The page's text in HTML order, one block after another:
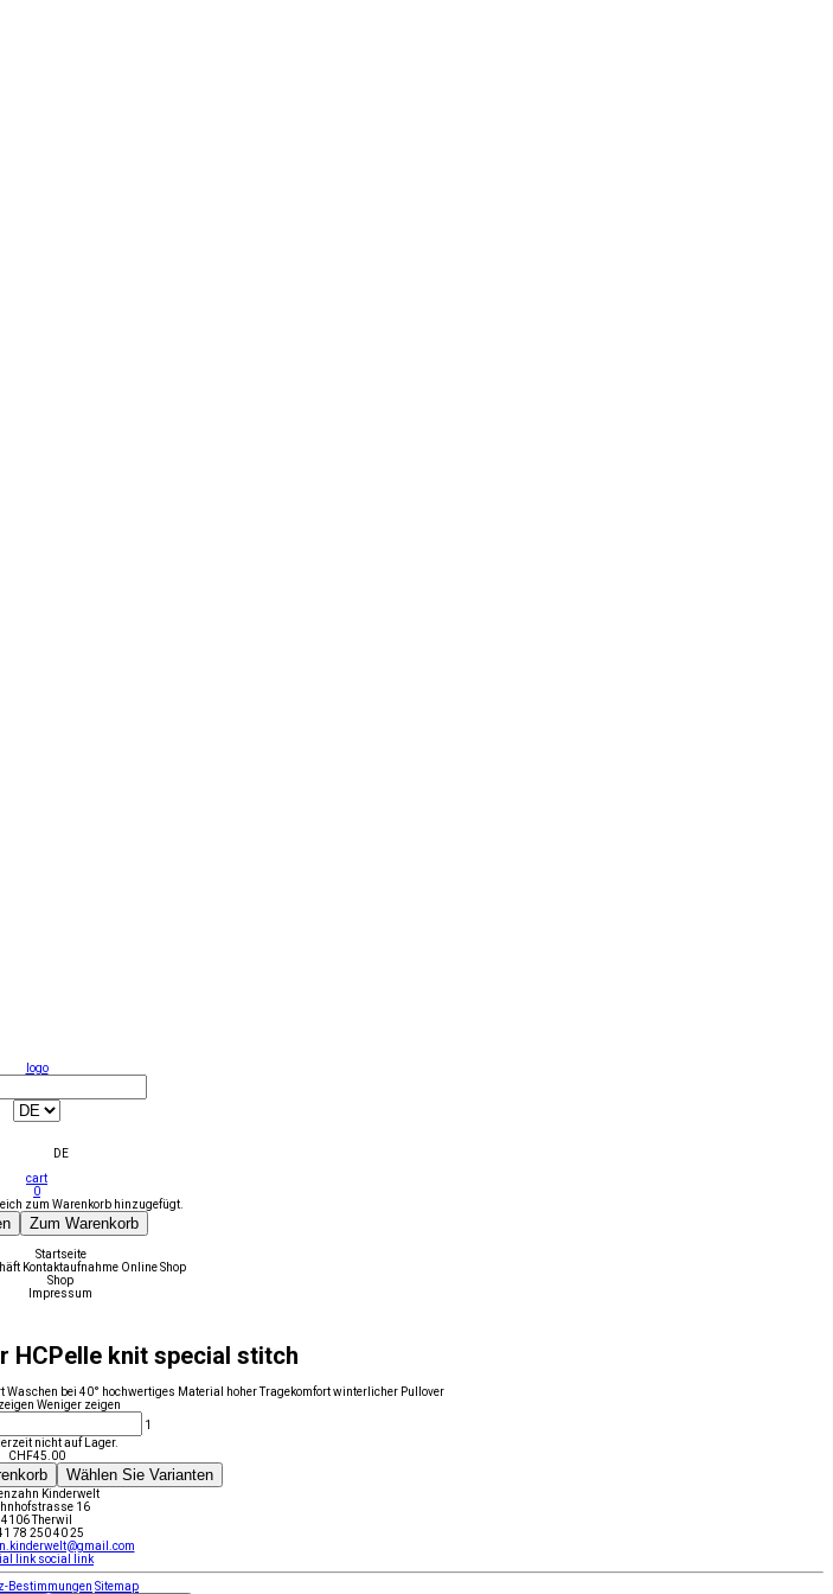
logo
DE
cart
0
zum Warenkorb hinzugefügt.
Zum Warenkorb
Startseite
Kontaktaufnahme Online Shop
Shop
Impressum
HCPelle knit special stitch
bei 40° hochwertiges Material hoher Tragekomfort winterlicher Pullover
Weniger zeigen
1
nicht auf Lager.
CHF45.00
Wählen Sie Varianten
Kinderwelt
16
4106 Therwil
78 250 40 25
link social link
Bestimmungen Sitemap